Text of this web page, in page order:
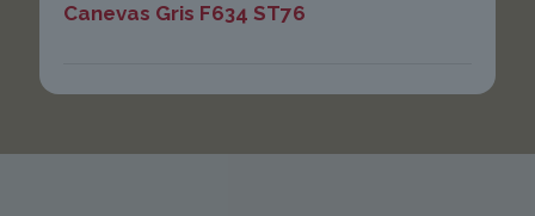
Canevas Gris F634 ST76